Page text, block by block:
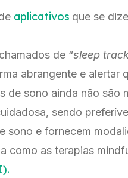
aplicativos que se
de “sleep
abrangente e alertar
de sono ainda não são
sendo
sono e fornecem
como as terapias